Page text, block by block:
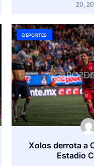
20,
DEPORTES
Xolos derrota a
Estadio